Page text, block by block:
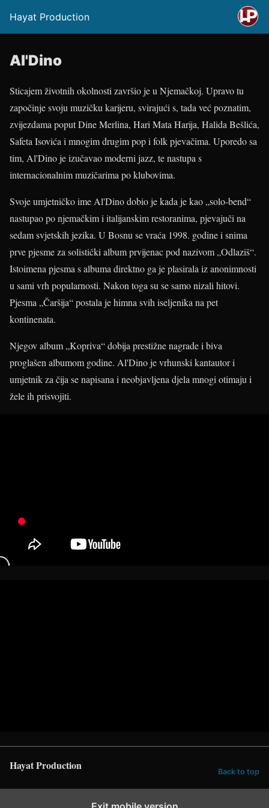
Hayat Production
Al'Dino
Sticajem životnih okolnosti završio je u Njemačkoj. Upravo tu
započinje svoju muzičku karijeru, svirajući s, tada već poznatim,
zvijezdama poput Dine Merlina, Hari Mata Harija, Halida Bešlića,
Safeta Isovića i mnogim drugim pop i folk pjevačima. Uporedo sa
tim, Al'Dino je izučavao moderni jazz, te nastupa s
internacionalnim muzičarima po klubovima.
Svoje umjetničko ime Al'Dino dobio je kada je kao „solo-bend“
nastupao po njemačkim i italijanskim restoranima, pjevajuči na
sedam svjetskih jezika. U Bosnu se vraća 1998. godine i snima
prve pjesme za solistički album prvijenac pod nazivom „Odlaziš“.
Istoimena pjesma s albuma direktno ga je plasirala iz anonimnosti
u sami vrh popularnosti. Nakon toga su se samo nizali hitovi.
Pjesma „Čaršija“ postala je himna svih iseljenika na pet
kontinenata.
Njegov album „Kopriva“ dobija prestižne nagrade i biva
proglašen albumom godine. Al'Dino je vrhunski kantautor i
umjetnik za čija se napisana i neobjavljena djela mnogi otimaju i
žele ih prisvojiti.
Hayat Production Back to top